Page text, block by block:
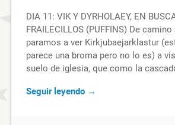
DIA 11: VIK Y DYRHOLAEY, EN
FRAILECILLOS (PUFFINS) De
paramos a ver Kirkjubaejarklastur
parece una broma pero no lo es) a
suelo de iglesia, que como la
Seguir leyendo →